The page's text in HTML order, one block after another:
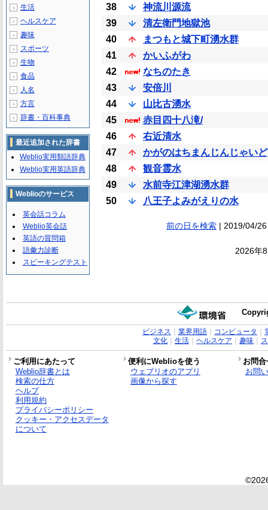
38
神流川源流
39
清左衛門地獄池
40
まつもと城下町湧水群
41
かいふがわ
42
なちのたき
43
安倍川
44
山比古湧水
45
赤目四十八滝/
46
右近清水
47
かがのはちまんじんじゃいど
48
観音霊水
49
水前寺江津湖湧水群
50
八王子よみがえりの水
前の日を検索| 2019/04/
2026年
＋ 生活
＋ ヘルスケア
＋ 趣味
＋ スポーツ
＋ 生物
＋ 食品
＋ 人名
＋ 方言
＋ 辞書・百科事典
最近追加された辞書
Weblio実用類語辞典
Weblio実用英語辞典
Weblioのサービス
英会話コラム
Weblio英会話
英語の質問箱
語彙力診断
スピーキングテスト
ビジネス 業界用語｜ コンピュータ
文化｜ 生活｜ ヘルスケア 趣味｜
ご利用にあたって 便利にWeblioを使う
お問
Weblio辞書とは
検索の仕方
ヘルプ
利用規約
プライバシーポリシー
クッキー・アクセスデータ
について
ウェブリオのアプリ
画像から探す
お問